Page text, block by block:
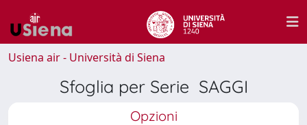
Usiena air - Università di Siena
Sfoglia per Serie SAGGI
Opzioni